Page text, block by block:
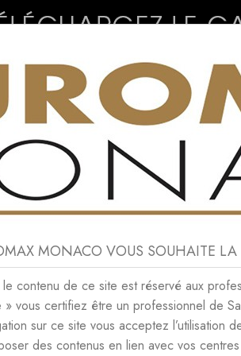
CONSOMMABLES NEWS
2022
APRIL 2022
MONACO VOUS SOUHAITE
contenu de ce site est réservé aux
» vous certifiez être un professionnel de
sur ce site vous acceptez l’utilisation
des contenus en lien avec vos